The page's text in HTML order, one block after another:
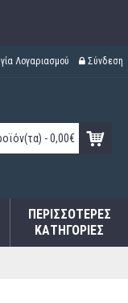
Λογαριασμού Σύνδεση
- 0,00€
ΠΕΡΙΣΣΌΤΕΡΕΣ
ΚΑΤΗΓΟΡΊΕΣ